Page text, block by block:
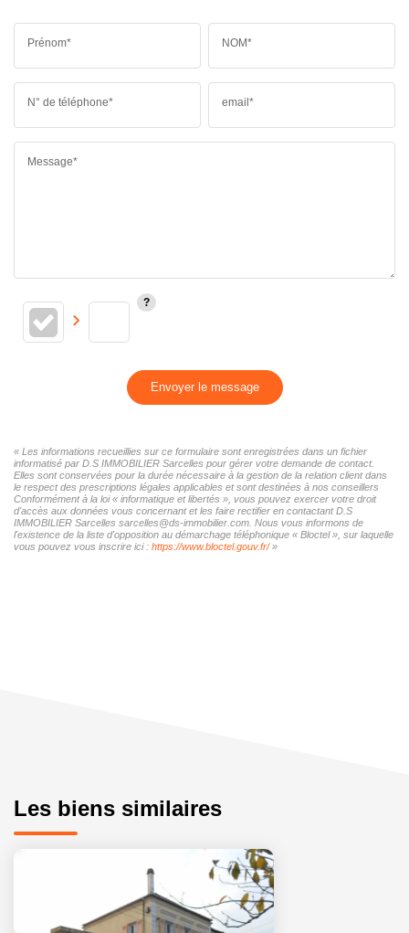
Prénom* NOM*
N° de téléphone* email*
Message*
Envoyer le message
« Les informations recueillies sur ce formulaire sont enregistrées dans un fichier
informatisé par D.S IMMOBILIER Sarcelles pour gérer votre demande de contact.
Elles sont conservées pour la durée nécessaire à la gestion de la relation client dans
le respect des prescriptions légales applicables et sont destinées à nos conseillers
Conformément à la loi « informatique et libertés », vous pouvez exercer votre droit
d'accès aux données vous concernant et les faire rectifier en contactant D.S
IMMOBILIER Sarcelles sarcelles@ds-immobilier.com. Nous vous informons de
l'existence de la liste d'opposition au démarchage téléphonique « Bloctel », sur laquelle
vous pouvez vous inscrire ici : https://www.bloctel.gouv.fr/»
Les biens similaires